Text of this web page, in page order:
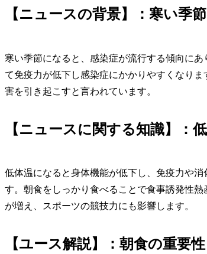
【ニュースの背景】：寒い季
寒い季節になると、感染症が流行する傾向に
て免疫力が低下し感染症にかかりやすくなり
害を引き起こすと言われています。
【ニュースに関する知識】：
低体温になると身体機能が低下し、免疫力や
す。朝食をしっかり食べることで食事誘発性
が増え、スポーツの競技力にも影響します。
【ユース解説】：朝食の重要